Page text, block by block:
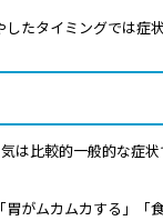
たタイミングでは症
は比較的一般的な症
がムカムカする」「